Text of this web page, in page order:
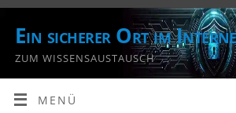
Ein sicherer Ort im
ZUM WISSENSAUSTAUSCH
MENÜ